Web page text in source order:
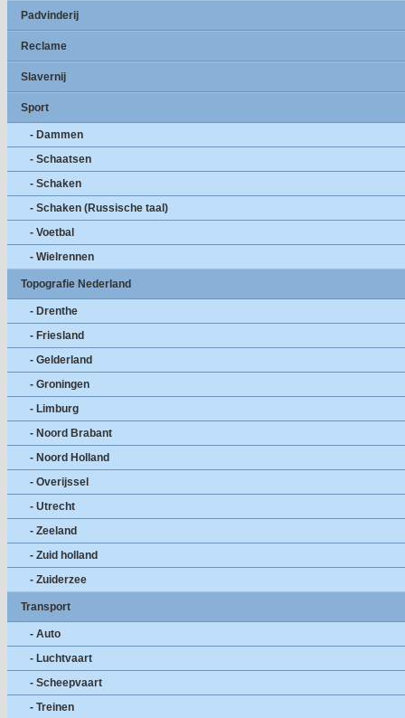
Padvinderij
Reclame
Slavernij
Sport
- Dammen
- Schaatsen
- Schaken
- Schaken (Russische taal)
- Voetbal
- Wielrennen
Topografie Nederland
- Drenthe
- Friesland
- Gelderland
- Groningen
- Limburg
- Noord Brabant
- Noord Holland
- Overijssel
- Utrecht
- Zeeland
- Zuid holland
- Zuiderzee
Transport
- Auto
- Luchtvaart
- Scheepvaart
- Treinen